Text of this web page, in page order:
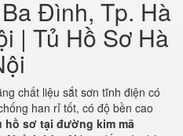
Đình, Tp. Hà
| Tủ Hồ Sơ Hà
chất liệu sắt sơn tĩnh điện có
han rỉ tốt, có độ bền cao
hồ sơ tại đường kim mã